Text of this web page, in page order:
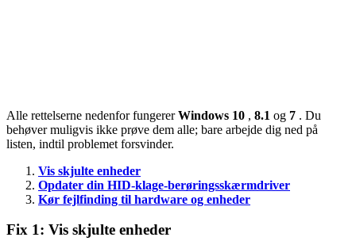
Alle rettelserne nedenfor fungererWindows 10 , 8.1 og 7 . Du
behøver muligvis ikke prøve dem alle; bare arbejde dig ned på
listen, indtil problemet forsvinder.
Vis skjulte enheder
Opdater din HID-klage-berøringsskærmdriver
Kør fejlfinding til hardware og enheder
Fix 1: Vis skjulte enheder